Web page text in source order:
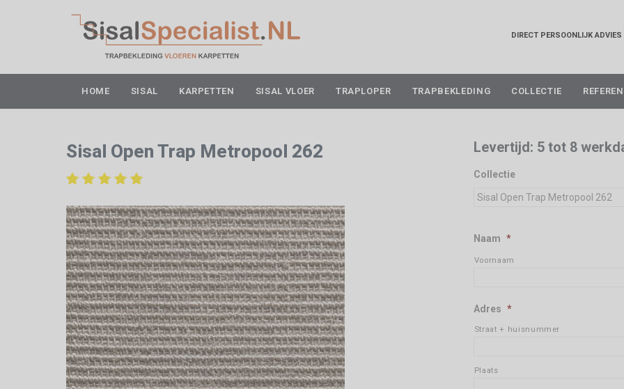
DIRECT PERSOONLIJK ADVIES
to
content
HOME SISAL KARPETTEN SISAL VLOER TRAPLOPER TRAPBEKLEDING COLLECTIE
Sisal Open Trap Metropool 262 Levertijd: 5 tot 8
Collectie
Naam *
Voornaam
Adres *
Straat + huisnummer
Plaats